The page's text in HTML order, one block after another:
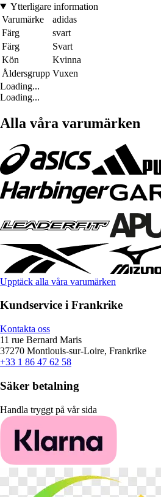
Ytterligare information
Varumärke
adidas
Färg
svart
Färg
Svart
Kön
Kvinna
Åldersgrupp Vuxen
Loading...
Loading...
Alla våra varumärken
Upptäck alla våra varumärken
Kundservice i Frankrike
Kontakta oss
11 rue Bernard Maris
37270 Montlouis-sur-Loire, Frankrike
+33 1 86 47 62 58
Säker betalning
Handla tryggt på vår sida